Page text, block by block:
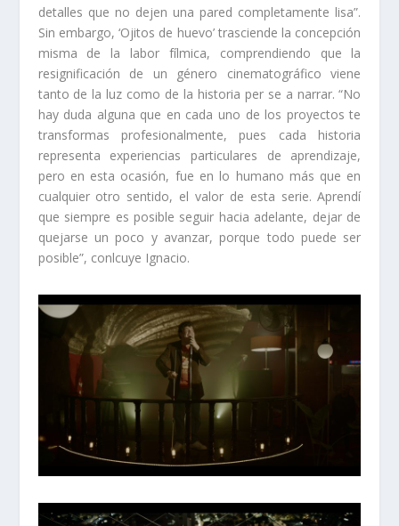
detalles que no dejen una pared completamente lisa”.
Sin embargo, ‘Ojitos de huevo’ trasciende la concepción
misma de la labor fílmica, comprendiendo que la
resignificación de un género cinematográfico viene
tanto de la luz como de la historia per se a narrar. “No
hay duda alguna que en cada uno de los proyectos te
transformas profesionalmente, pues cada historia
representa experiencias particulares de aprendizaje,
pero en esta ocasión, fue en lo humano más que en
cualquier otro sentido, el valor de esta serie. Aprendí
que siempre es posible seguir hacia adelante, dejar de
quejarse un poco y avanzar, porque todo puede ser
posible”, conlcuye Ignacio.